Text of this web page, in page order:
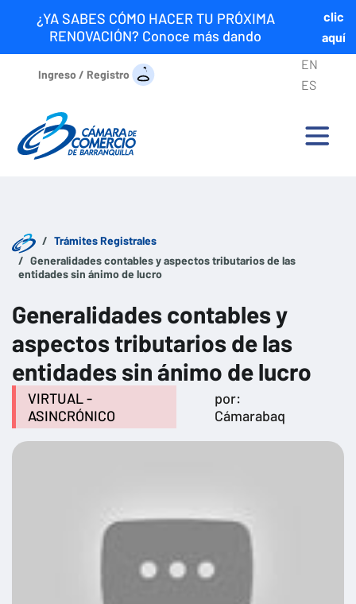
¿YA SABES CÓMO HACER TU PRÓXIMA
RENOVACIÓN? Conoce más dando
clic
aquí
Ingreso / Registro
EN
ES
Trámites Registrales
Generalidades contables y aspectos tributarios de las
entidades sin ánimo de lucro
Generalidades contables y
aspectos tributarios de las
entidades sin ánimo de lucro
VIRTUAL -
ASINCRÓNICO
por:
Cámarabaq